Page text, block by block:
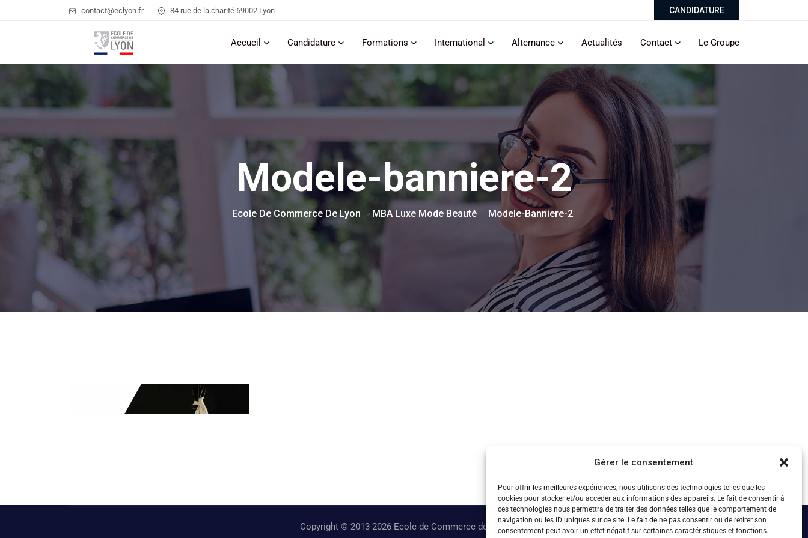
Gérer le consentement
Pour offrir les meilleures expériences, nous utilisons des technologies telles que les
cookies pour stocker et/ou accéder aux informations des appareils. Le fait de consentir à
ces technologies nous permettra de traiter des données telles que le comportement de
navigation ou les ID uniques sur ce site. Le fait de ne pas consentir ou de retirer son
consentement peut avoir un effet négatif sur certaines caractéristiques et fonctions.
contact@eclyon.fr 84 rue de la charité 69002 Lyon CANDIDATURE
Accueil Candidature Formations International Alternance Actualités Contact Le Groupe
Modele-banniere-2
Ecole De Commerce De Lyon > MBA Luxe Mode Beauté Modele-Banniere-2
Copyright © 2013-2026 Ecole de Commerce de Lyon